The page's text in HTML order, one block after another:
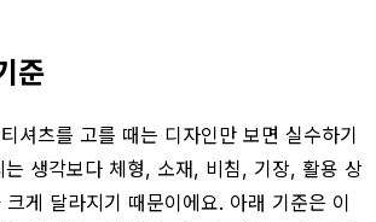
준
셔츠를 고를 때는 디자인만 보면 실수하기
는 생각보다 체형, 소재, 비침, 기장, 활용 상
게 달라지기 때문이에요. 아래 기준은 이